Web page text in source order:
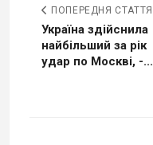
ПОПЕРЕДНЯ СТАТТЯ
Україна здійснила
найбільший за рік
удар по Москві, -...